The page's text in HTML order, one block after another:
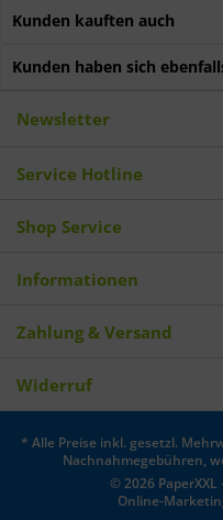
Kunden kauften auch
Kunden haben sich
Newsletter
Service Hotline
Shop Service
Informationen
Zahlung & Versand
Widerruf
* Alle Preise inkl. gesetzl.
Nachnahmegebühren,
© 2026
Online-